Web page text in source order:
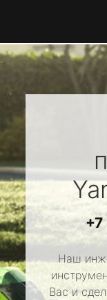
Наш
Вас и